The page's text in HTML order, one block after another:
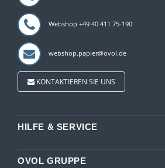
Webshop +49 40 411 75-190
webshop.papier@ovol.de
KONTAKTIEREN SIE UNS
HILFE & SERVICE
OVOL GRUPPE